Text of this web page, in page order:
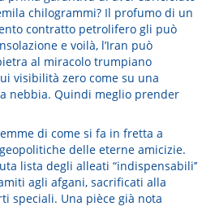
chilogrammi? Il profumo di un
contratto petrolifero gli può
e voilà, l’Iran può
al miracolo trumpiano
visibilità zero come su una
nebbia. Quindi meglio prender
di come si fa in fretta a
delle eterne amicizie.
lista degli alleati “indispensabili’’
agli afgani, sacrificati alla
speciali. Una pièce già nota